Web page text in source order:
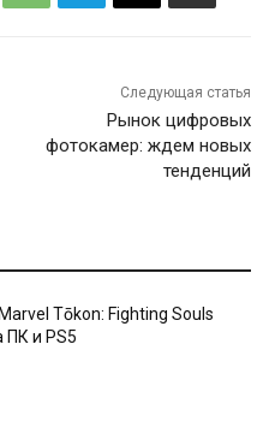
Следующая статья
Рынок цифровых
фотокамер: ждем новых
тенденций
Tōkon: Fighting Souls
и PS5